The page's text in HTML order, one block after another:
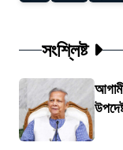
সংশ্লিষ্ট